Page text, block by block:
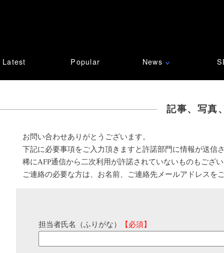
Latest Popular News ∨
記事、写真
お問い合わせありがとうございます。
下記に必要事項をご入力頂きますと許諾部門に情報が送信
稀にAFP通信から二次利用が許諾されていないものもござ
ご連絡の必要な方は、お名前、ご連絡先メールアドレスを
担当者氏名（ふりがな） 【必須】